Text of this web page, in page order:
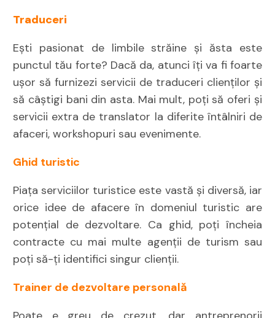
Traduceri
Ești pasionat de limbile străine și ăsta este
punctul tău forte? Dacă da, atunci îți va fi foarte
ușor să furnizezi servicii de traduceri clienților și
să câștigi bani din asta. Mai mult, poți să oferi și
servicii extra de translator la diferite întâlniri de
afaceri, workshopuri sau evenimente.
Ghid turistic
Piața serviciilor turistice este vastă și diversă, iar
orice idee de afacere în domeniul turistic are
potențial de dezvoltare. Ca ghid, poți încheia
contracte cu mai multe agenții de turism sau
poți să-ți identifici singur clienții.
Trainer de dezvoltare personală